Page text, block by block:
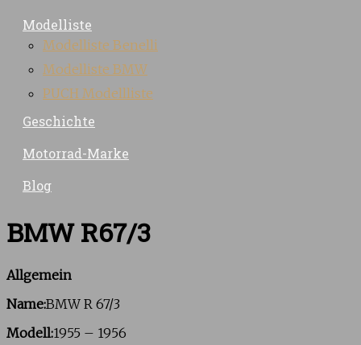
Modelliste
Modelliste Benelli
Modelliste BMW
PUCH Modellliste
Geschichte
Motorrad-Marke
Blog
BMW R67/3
Allgemein
Name:BMW R 67/3
Modell:1955 – 1956